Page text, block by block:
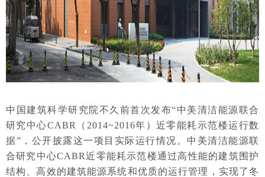
中国建筑科学研究院不久前首次发布“中美清洁能源联合
研究中心CABR（2014~2016年）近零能耗示范楼运行数
据”，公开披露这一项目实际运行情况。中美清洁能源联
合研究中心CABR近零能耗示范楼通过高性能的建筑围护
结构、高效的建筑能源系统和优质的运行管理，实现了冬